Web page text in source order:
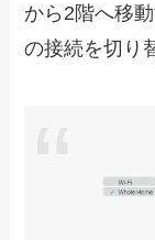
から2階へ移
の接続を切り